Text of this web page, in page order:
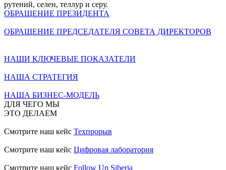
рутений, селен, теллур и серу.
ОБРАЩЕНИЕ ПРЕЗИДЕНТА
ОБРАЩЕНИЕ ПРЕДСЕДАТЕЛЯ СОВЕТА ДИРЕКТОРОВ
НАШИ КЛЮЧЕВЫЕ ПОКАЗАТЕЛИ
НАША СТРАТЕГИЯ
НАША БИЗНЕС-МОДЕЛЬ
ДЛЯ ЧЕГО МЫ
ЭТО ДЕЛАЕМ
Смотрите наш кейс Техпрорыв
Смотрите наш кейс Цифровая лаборатория
Смотрите наш кейс Follow Up Siberia